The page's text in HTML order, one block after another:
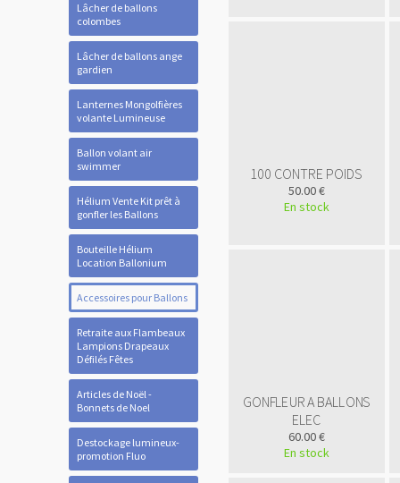
Lâcher de ballons
colombes
Lâcher de ballons ange
gardien
Lanternes Mongolfières
volante Lumineuse
Ballon volant air
swimmer
Hélium Vente Kit prêt à
gonfler les Ballons
Bouteille Hélium
Location Ballonium
Accessoires pour Ballons
Retraite aux Flambeaux
Lampions Drapeaux
Défilés Fêtes
Articles de Noël -
Bonnets de Noel
Destockage lumineux-
promotion Fluo
100 CONTRE POIDS
50.00 €
En stock
GONFLEUR A BALLONS
ELEC
60.00 €
En stock